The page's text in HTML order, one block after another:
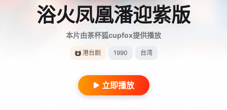
浴火凤凰潘迎紫版
本片由茶杯狐cupfox提供播放
港台剧 1990 台湾
立即播放